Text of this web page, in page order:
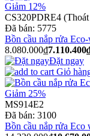
Giảm 12%
CS320PDRE4
Đã bán: 5775
Bồn cầu nắp rửa
8.080.000₫
Đặt ngay
Giỏ
Giảm 25%
MS914E2
Đã bán: 3100
Bồn cầu nắp rửa Eco